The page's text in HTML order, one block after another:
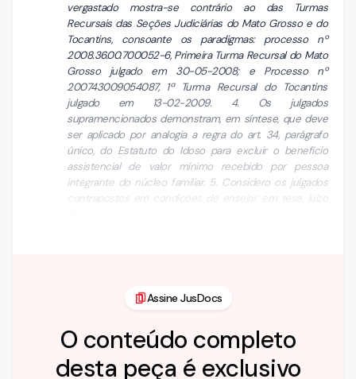
vergastado mostra-se contrário ao das Turmas
Recursais das Seções Judiciárias do Mato Grosso e do
Tocantins, consoante os paradigmas: processo nº
2008.36.00.700052-6, Primeira Turma Recursal do Mato
Grosso julgado em 30-05-2008; e Processo nº
200743009054087, 1ª Turma Recursal do Tocantins
julgado em 13-02-2009. 4. Os julgados
supramencionados demonstram, em síntese, que deve
ser aplicado por analogia a regra do art. 34, parágrafo
único, do Estatuto do Idoso para excluir o benefício
assistencial de valor mínimo recebido por pessoa
integrante do núcleo familiar. 5. Considero os julgados
contrapostos em condições de ensejar, em tese, juízo
Assine JusDocs
O conteúdo completo
desta peça é exclusivo